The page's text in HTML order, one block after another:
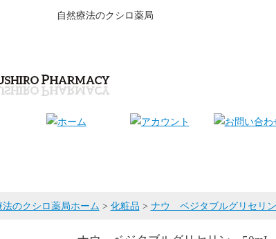
自然療法のクシロ薬局
法のクシロ薬局ホーム > 化粧品 > ナウ ベジタブルグリセリ